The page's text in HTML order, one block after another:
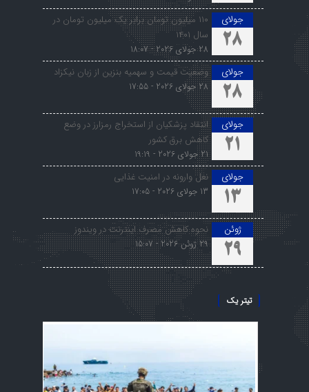
جولای
28
۱۱۰ میلیون تومان برابر یک میلیون تومان در
سال ۱۴۰۱
28 جولای 2026 - 18:07
جولای
28
وضعیت قیمت و سهمیه بنزین از زبان نیکزاد
28 جولای 2026 - 17:55
جولای
21
انتقاد پزشکیان از استخراج رمزارز در وضع
کاهش برق کشور
21 جولای 2026 - 19:19
جولای
13
نعل وارونه در امنیت غذایی
13 جولای 2026 - 17:05
ژوئن
29
نحوه کاهش مصرف اینترنت در ویندوز
29 ژوئن 2026 - 15:07
تیتر یک